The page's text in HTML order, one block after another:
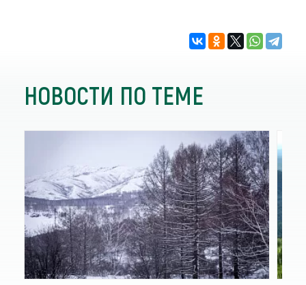
НОВОСТИ ПО ТЕМЕ